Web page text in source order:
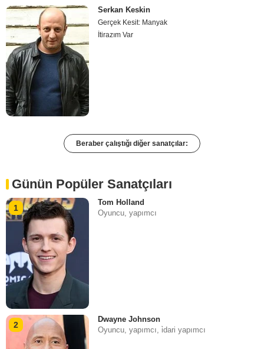
Serkan Keskin
Gerçek Kesit: Manyak
İtirazım Var
Beraber çalıştığı diğer sanatçılar:
Günün Popüler Sanatçıları
1
Tom Holland
Oyuncu, yapımcı
2
Dwayne Johnson
Oyuncu, yapımcı, i̇dari yapımcı